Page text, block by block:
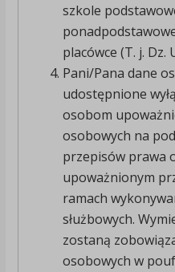
szkole
placówce (T. j. Dz.
Pani/Pana dane
udostępnione
osobom
osobowych na
przepisów prawa
upoważnionym
ramach
służbowych.
zostaną
osobowych w